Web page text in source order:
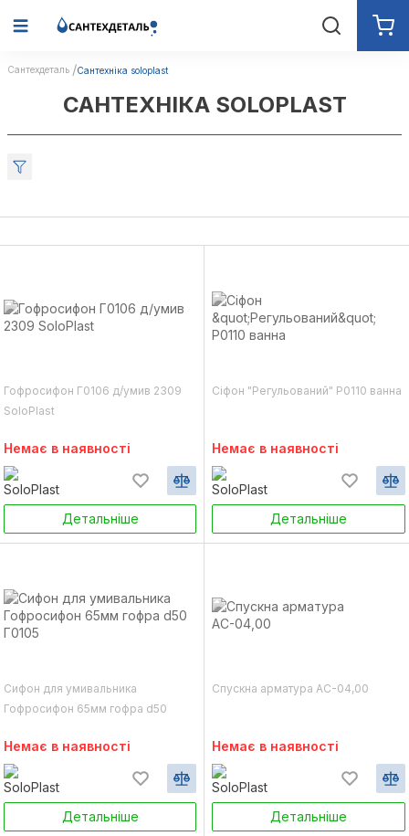
Сантехдеталь Сантехніка soloplast
САНТЕХНІКА SOLOPLAST
Гофросифон Г0106 д/умив 2309
SoloPlast
Немає в наявності
Детальніше
Сіфон "Регульований" Р0110 ванна
Немає в наявності
Детальніше
Сифон для умивальника
Гофросифон 65мм гофра d50
Немає в наявності
Детальніше
Спускна арматура АС-04,00
Немає в наявності
Детальніше